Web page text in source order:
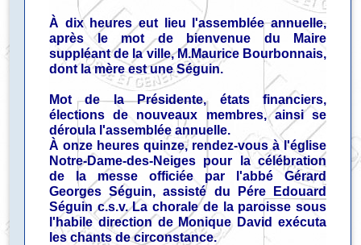
À dix heures eut lieu l'assemblée annuelle,
après le mot de bienvenue du Maire
suppléant de la ville, M.Maurice Bourbonnais,
dont la mère est une Séguin.
Mot de la Présidente, états financiers,
élections de nouveaux membres, ainsi se
déroula l'assemblée annuelle.
À onze heures quinze, rendez-vous à l'église
Notre-Dame-des-Neiges pour la célébration
de la messe officiée par l'abbé Gérard
Georges Séguin, assisté du Pére Edouard
Séguin c.s.v. La chorale de la paroisse sous
l'habile direction de Monique David exécuta
les chants de circonstance.